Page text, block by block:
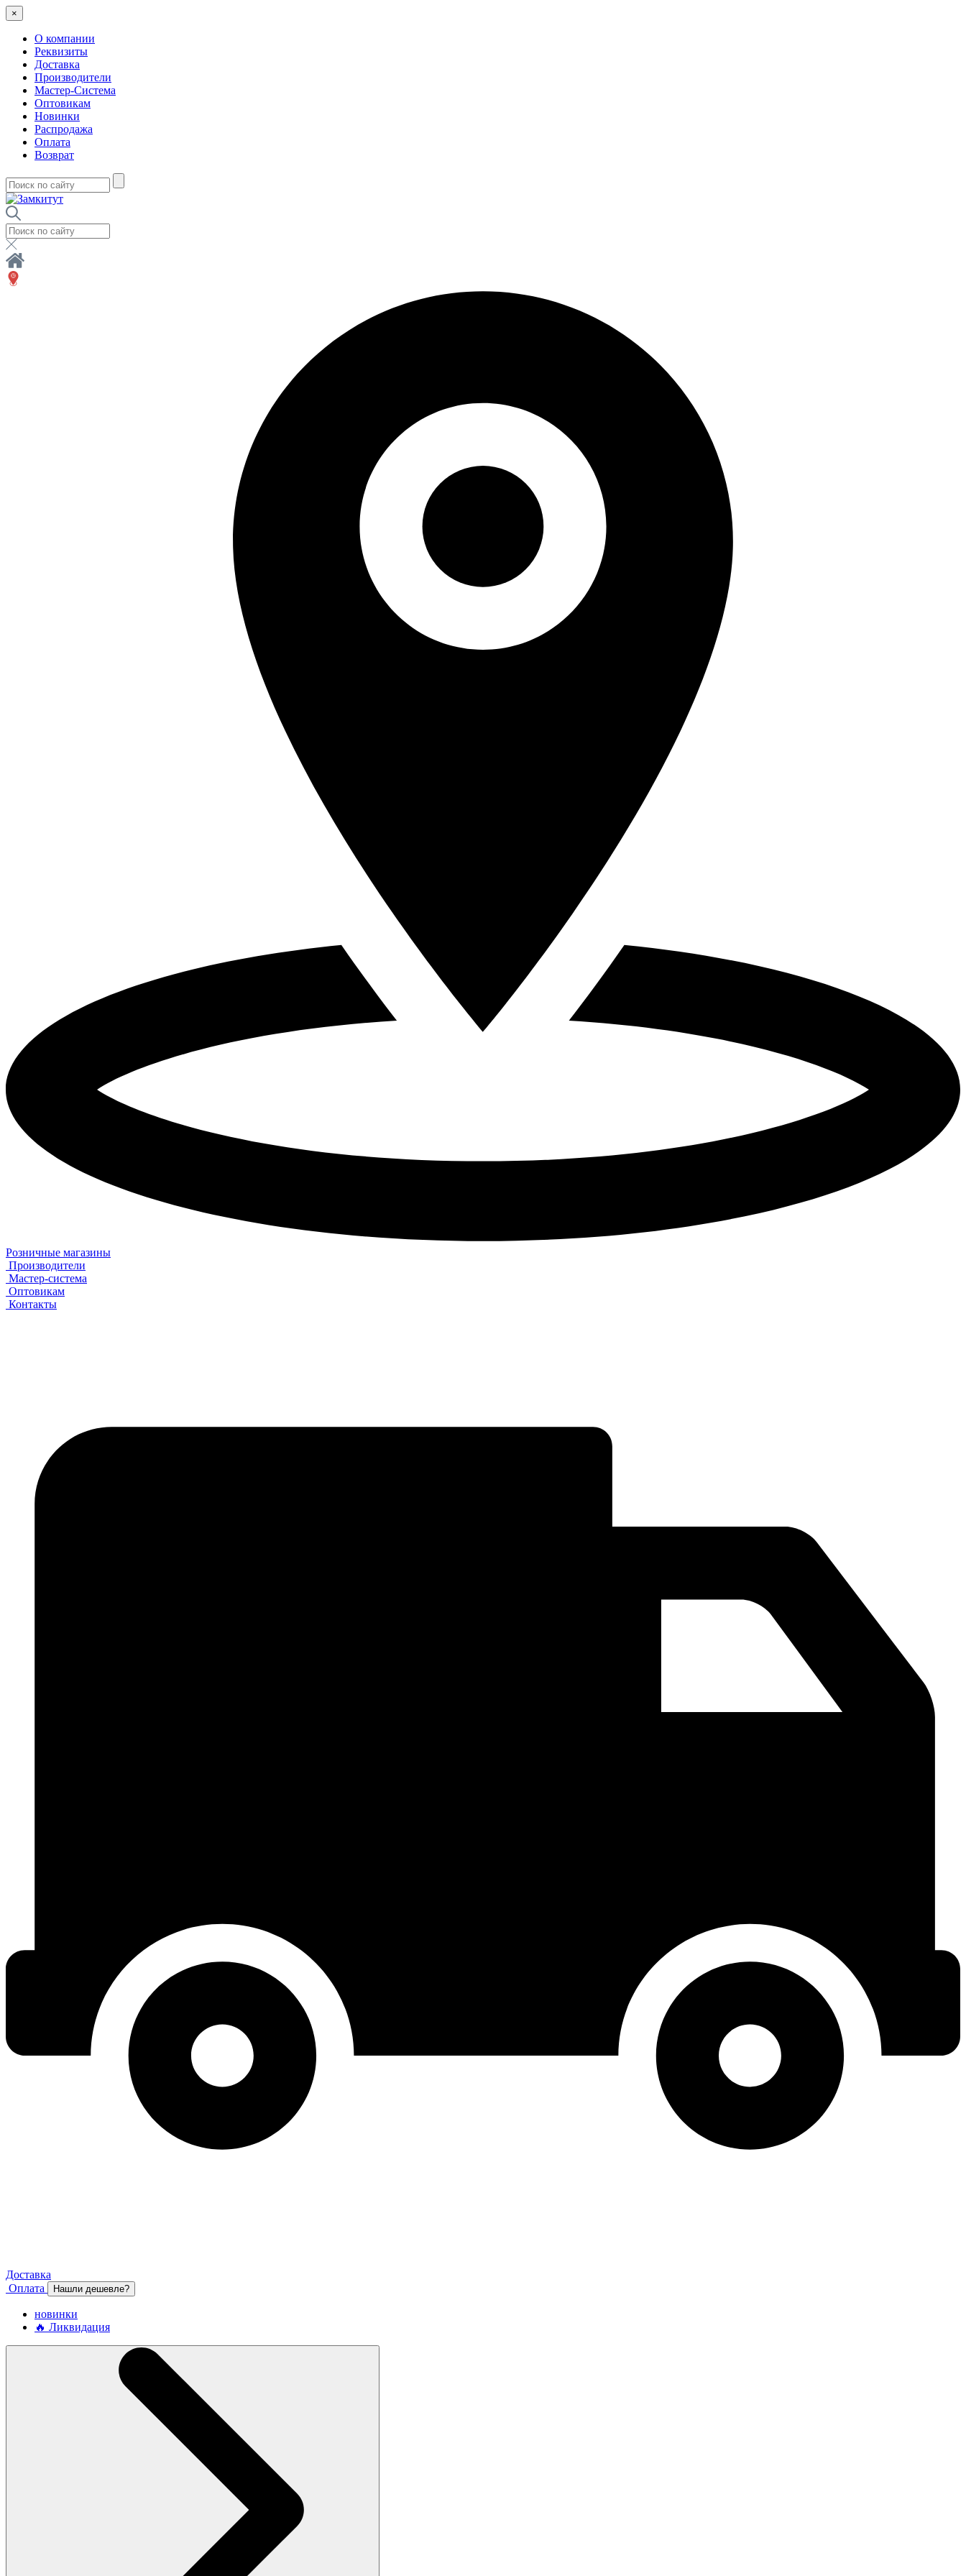
×
О компании
Реквизиты
Доставка
Производители
Мастер-Система
Оптовикам
Новинки
Распродажа
Оплата
Возврат
Розничные магазины
Производители
Мастер-система
Оптовикам
Контакты
Доставка
Оплата
Нашли дешевле?
новинки
🔥 Ликвидация